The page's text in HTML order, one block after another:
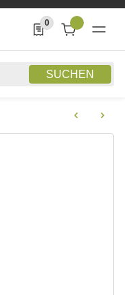
SUCHEN
0
0 Produkte in der